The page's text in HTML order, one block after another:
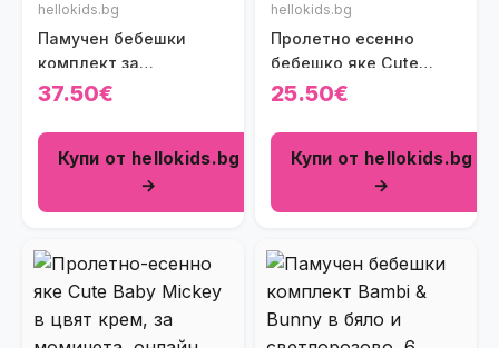
hellokids.bg
Памучен бебешки
комплект за
изписване Princess
37.50€
Купи от hellokids.bg
→
hellokids.bg
Пролетно есенно
бебешко яке Cute
Baby Mickey в лилаво
25.50€
Купи от hellokids.bg
→